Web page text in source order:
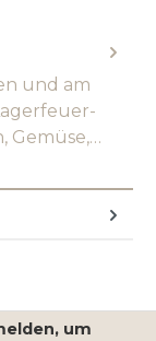
und am
Gemüse,…
um